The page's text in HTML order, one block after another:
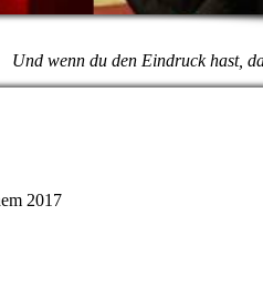
Und wenn du den Eindruck hast,
2017